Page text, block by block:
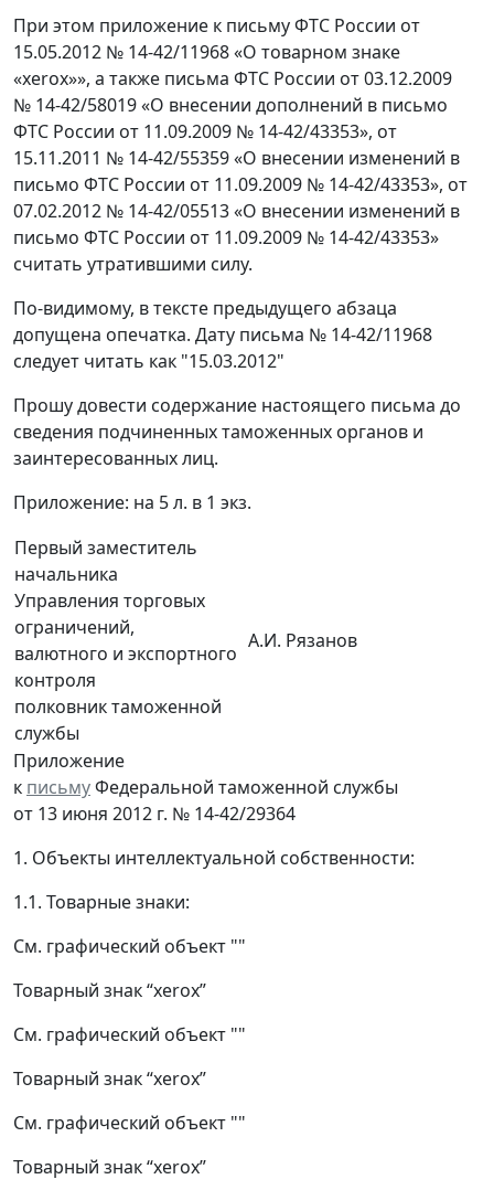
При этом приложение к письму ФТС России от
15.05.2012 № 14-42/11968 «О товарном знаке
«хеrох»», а также письма ФТС России от 03.12.2009
№ 14-42/58019 «О внесении дополнений в письмо
ФТС России от 11.09.2009 № 14-42/43353», от
15.11.2011 № 14-42/55359 «О внесении изменений в
письмо ФТС России от 11.09.2009 № 14-42/43353», от
07.02.2012 № 14-42/05513 «О внесении изменений в
письмо ФТС России от 11.09.2009 № 14-42/43353»
считать утратившими силу.
По-видимому, в тексте предыдущего абзаца
допущена опечатка. Дату письма № 14-42/11968
следует читать как "15.03.2012"
Прошу довести содержание настоящего письма до
сведения подчиненных таможенных органов и
заинтересованных лиц.
Приложение: на 5 л. в 1 экз.
Первый заместитель
начальника
Управления торговых
ограничений,
валютного и экспортного
контроля
полковник таможенной
службы
А.И. Рязанов
Приложение
к письмуФедеральной таможенной службы
от 13 июня 2012 г. № 14-42/29364
1. Объекты интеллектуальной собственности:
1.1. Товарные знаки:
См. графический объект ""
Товарный знак “xerox”
См. графический объект ""
Товарный знак “xerox”
См. графический объект ""
Товарный знак “xerox”